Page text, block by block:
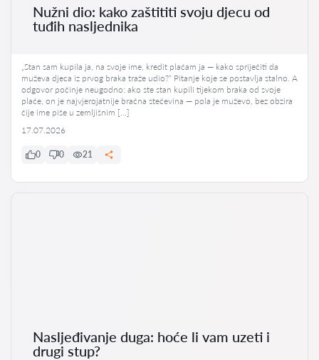
Nužni dio: kako zaštititi svoju djecu od
tuđih nasljednika
„Stan sam kupila ja, na svoje ime, kredit plaćam ja — kako spriječiti da
muževa djeca iz prvog braka traže udio?“ Pitanje koje se postavlja stalno. A
odgovor počinje neugodno: ako ste stan kupili tijekom braka od svoje
plaće, on je najvjerojatnije bračna stečevina — pola je muževo, bez obzira
čije ime piše u zemljišnim […]
17.07.2026
0 0 21
Nasljeđivanje duga: hoće li vam uzeti i
drugi stup?